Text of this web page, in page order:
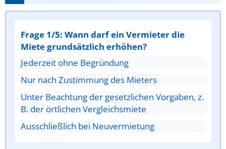
Frage 1/5: Wann darf ein Vermieter die
Miete grundsätzlich erhöhen?
Jederzeit ohne Begründung
Nur nach Zustimmung des Mieters
Unter Beachtung der gesetzlichen Vorgaben, z.
B. der örtlichen Vergleichsmiete
Ausschließlich bei Neuvermietung